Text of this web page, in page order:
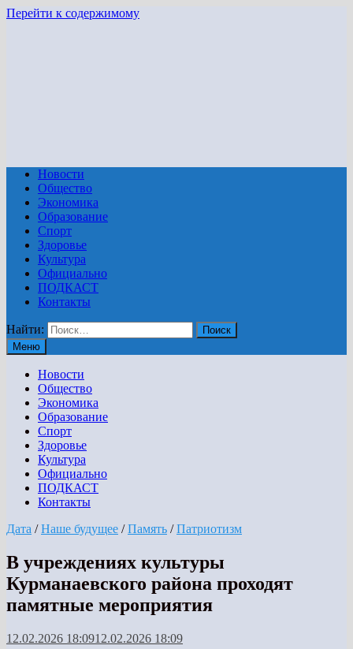
Перейти к содержимому
Новости
Общество
Экономика
Образование
Спорт
Здоровье
Культура
Официально
ПОДКАСТ
Контакты
Найти:
Меню
Новости
Общество
Экономика
Образование
Спорт
Здоровье
Культура
Официально
ПОДКАСТ
Контакты
Дата /Наше будущее /Память /Патриотизм
В учреждениях культуры
Курманаевского района проходят
памятные мероприятия
12.02.2026 18:0912.02.2026 18:09